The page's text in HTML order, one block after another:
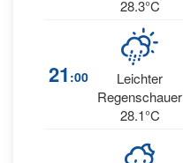
28.3°C
21 :00
Leichter
Regenschauer
28.1°C